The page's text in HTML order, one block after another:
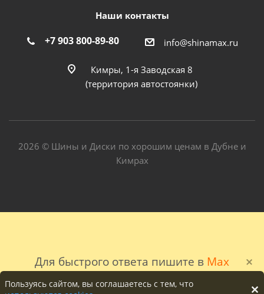
Для быстрого ответа пишите в Max
Наши контакты
+7 903 800-89-80 info@shinamax.ru
Кимры, 1-я Заводская 8
(территория автостоянки)
2026 © Шины и Диски по хорошим ценам в Дубне и
Кимрах
Пользуясь сайтом, вы соглашаетесь с тем, что